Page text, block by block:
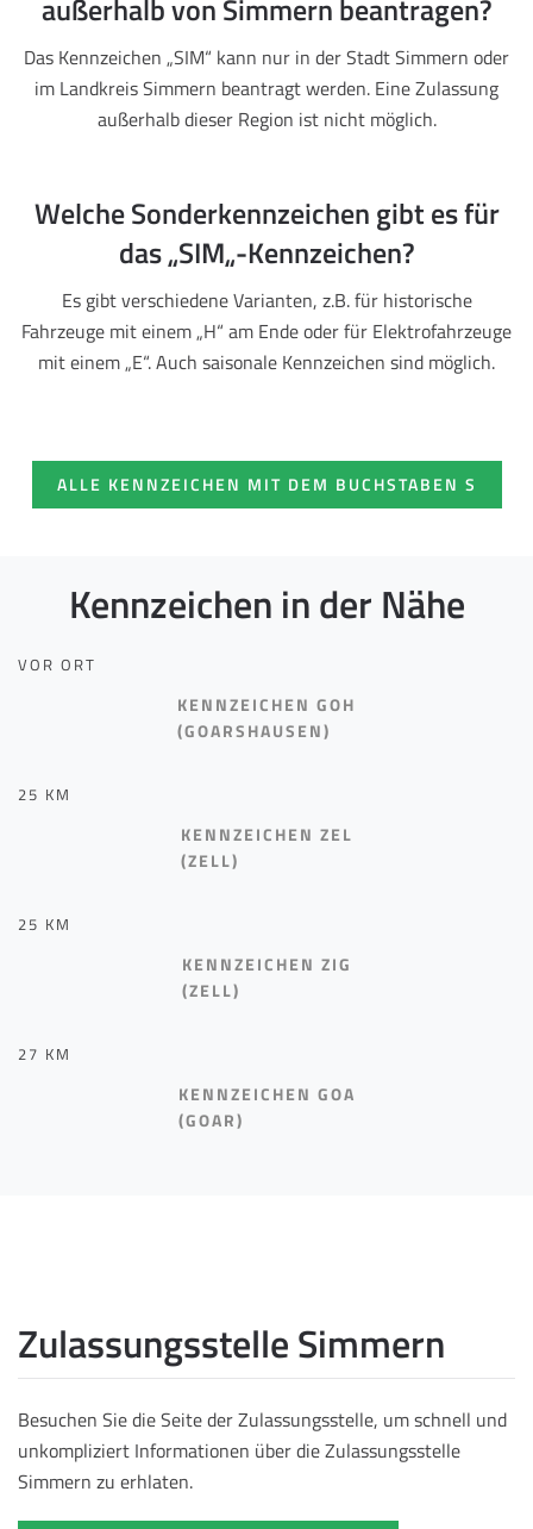
außerhalb von Simmern beantragen?
Das Kennzeichen „SIM“ kann nur in der Stadt Simmern oder
im Landkreis Simmern beantragt werden. Eine Zulassung
außerhalb dieser Region ist nicht möglich.
Welche Sonderkennzeichen gibt es für
das „SIM„-Kennzeichen?
Es gibt verschiedene Varianten, z.B. für historische
Fahrzeuge mit einem „H“ am Ende oder für Elektrofahrzeuge
mit einem „E“. Auch saisonale Kennzeichen sind möglich.
ALLE KENNZEICHEN MIT DEM BUCHSTABEN S
Kennzeichen in der Nähe
VOR ORT
KENNZEICHEN GOH
(GOARSHAUSEN)
25 KM
KENNZEICHEN ZEL
(ZELL)
25 KM
KENNZEICHEN ZIG
(ZELL)
27 KM
KENNZEICHEN GOA
(GOAR)
Zulassungsstelle Simmern
Besuchen Sie die Seite der Zulassungsstelle, um schnell und
unkompliziert Informationen über die Zulassungsstelle
Simmern zu erhlaten.